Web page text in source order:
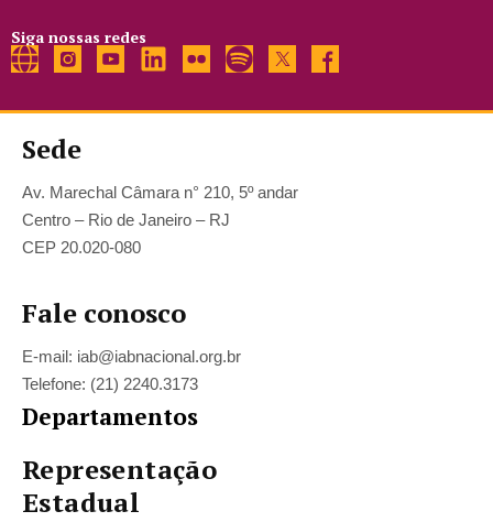
Siga nossas redes
Sede
Av. Marechal Câmara n° 210, 5º andar
Centro – Rio de Janeiro – RJ
CEP 20.020-080
Fale conosco
E-mail: iab@iabnacional.org.br
Telefone: (21) 2240.3173
Departamentos
Representação
Estadual